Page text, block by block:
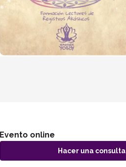
Evento online
Hacer una consulta